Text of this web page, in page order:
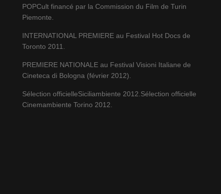
POPCult financé par la Commission du Film de Turin
Piemonte.
INTERNATIONAL PREMIERE au Festival Hot Docs de
Toronto 2011.
PREMIERE NATIONALE au Festival Visioni Italiane de
Cineteca di Bologna (février 2012).
Sélection officielleSiciliambiente 2012.Sélection officielle
Cinemambiente Torino 2012.